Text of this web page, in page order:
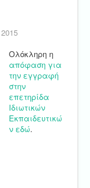
Ολόκληρη η
απόφαση για
την εγγραφή
στην
επετηρίδα
Ιδιωτικών
Εκπαιδευτικώ
ν εδώ.